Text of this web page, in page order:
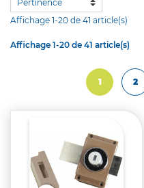
Affichage 1-20 de 41 article(s)
Affichage 1-20 de 41 article(s)
1 2